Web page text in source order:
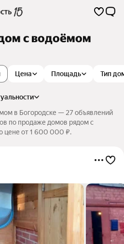
с водоёмом
Цена Площадь Тип
в Богородске — 27 объявлений
по продаже домов рядом с
цене от 1 600 000 ₽.